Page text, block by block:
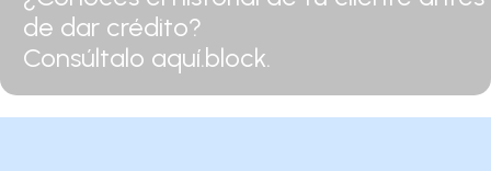
de dar crédito?
Consúltalo aquí.block.